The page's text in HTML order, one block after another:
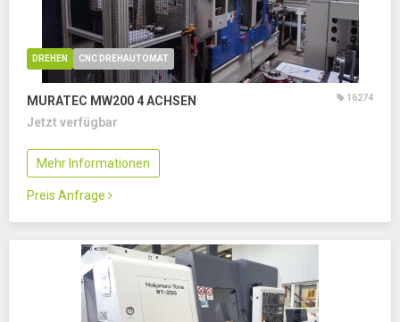
DREHEN CNC DREHAUTOMAT
MURATEC MW2004 ACHSEN 16274
Jetzt verfügbar
Mehr Informationen
Preis Anfrage